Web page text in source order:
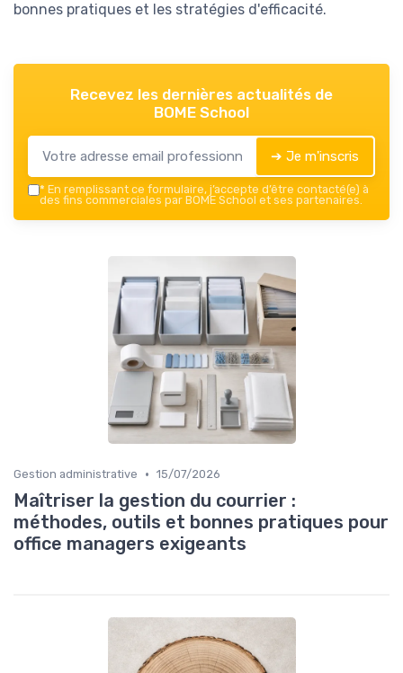
bonnes pratiques et les stratégies d'efficacité.
Recevez les dernières actualités de
BOME School
➔ Je m'inscris
* En remplissant ce formulaire, j’accepte d’être contacté(e) à
des fins commerciales par BOME School et ses partenaires.
Gestion administrative • 15/07/2026
Maîtriser la gestion du courrier :
méthodes, outils et bonnes pratiques pour
office managers exigeants